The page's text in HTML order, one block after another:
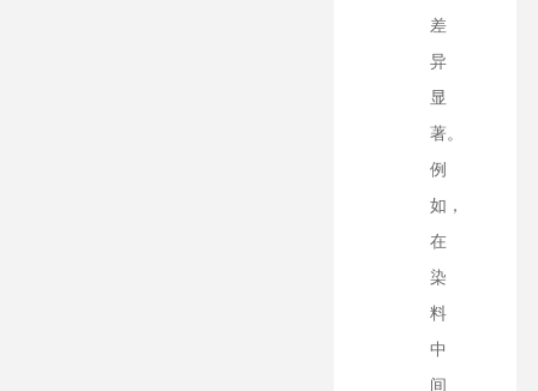
差
异
显
著。
例
如，
在
染
料
中
间